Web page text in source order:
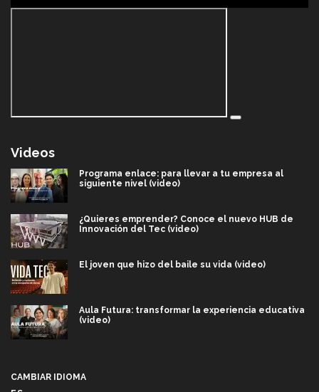
Videos
Programa enlace: para llevar a tu empresa al
siguiente nivel (video)
¿Quieres emprender? Conoce el nuevo HUB de
Innovación del Tec (video)
El joven que hizo del baile su vida (video)
Aula Futura: transformar la experiencia educativa
(video)
CAMBIAR IDIOMA